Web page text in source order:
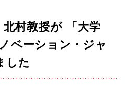
北村教授が 「大学
ベーション・ジャ
した